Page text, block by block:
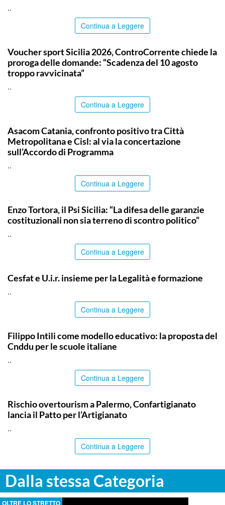
..
Continua a Leggere
Voucher sport Sicilia 2026, ControCorrente chiede la
proroga delle domande: “Scadenza del 10 agosto
troppo ravvicinata”
..
Continua a Leggere
Asacom Catania, confronto positivo tra Città
Metropolitana e Cisl: al via la concertazione
sull’Accordo di Programma
..
Continua a Leggere
Enzo Tortora, il Psi Sicilia: “La difesa delle garanzie
costituzionali non sia terreno di scontro politico”
..
Continua a Leggere
Cesfat e U.i.r. insieme per la Legalità e formazione
..
Continua a Leggere
Filippo Intili come modello educativo: la proposta del
Cnddu per le scuole italiane
..
Continua a Leggere
Rischio overtourism a Palermo, Confartigianato
lancia il Patto per l’Artigianato
..
Continua a Leggere
Dalla stessa Categoria
OLTRE LO STRETTO